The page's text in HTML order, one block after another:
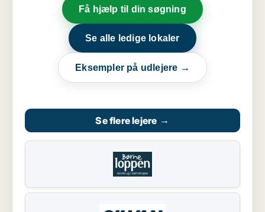
Få hjælp til din søgning
Se alle ledige lokaler
Eksempler på udlejere →
Se flere lejere →